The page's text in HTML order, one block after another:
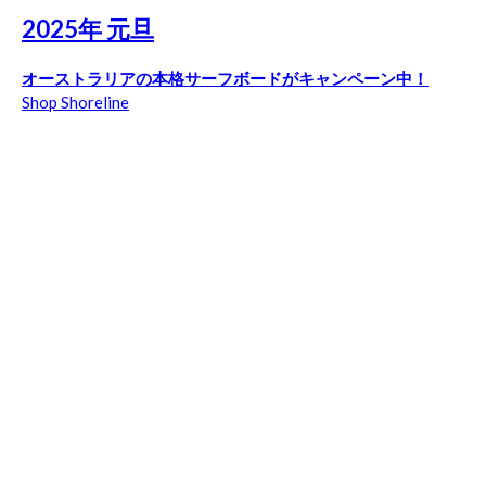
2025年 元旦
オーストラリアの本格サーフボードがキャンペーン中！
Shop Shoreline